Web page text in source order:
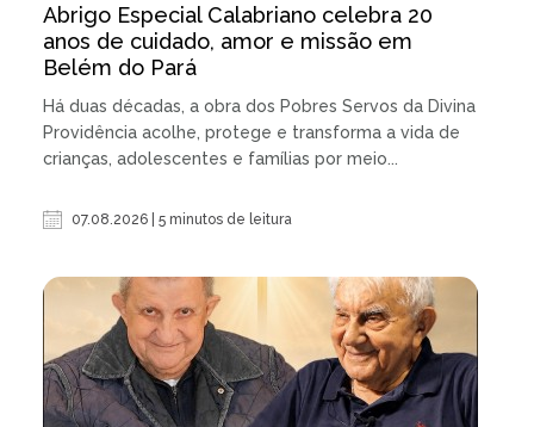
Abrigo Especial Calabriano celebra 20
anos de cuidado, amor e missão em
Belém do Pará
Há duas décadas, a obra dos Pobres Servos da Divina
Providência acolhe, protege e transforma a vida de
crianças, adolescentes e famílias por meio...
07.08.2026 | 5 minutos de leitura